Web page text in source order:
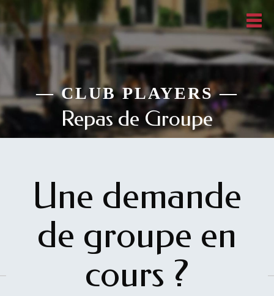
—CLUB PLAYERS—
Repas de Groupe
Une demande
de groupe en
cours ?